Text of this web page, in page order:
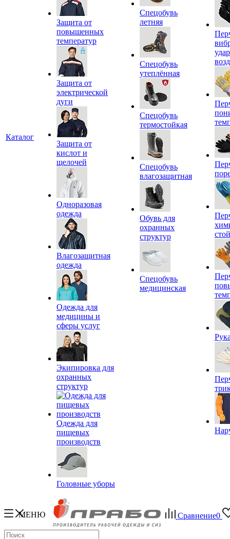
Каталог
Защита от
повышенных
температур
Защита от
электрической
дуги
Защита от
кислот и
щелочей
Одноразовая
одежда
Влагозащитная
одежда
Одежда для
медицины и
сферы услуг
Экипировка для
охранных
структур
Одежда для
пищевых
производств
Головные уборы
Спецобувь
летняя
Спецобувь
утеплённая
Спецобувь
термостойкая
Спецобувь
влагозащитная
Обувь для
охранных
структур
Спецобувь
медицинская
МЕНЮ Сравнение0